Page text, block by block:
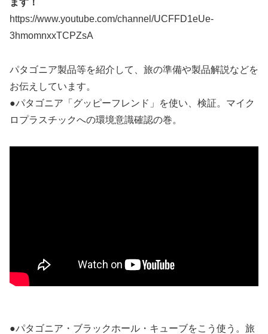
ます！
https://www.youtube.com/channel/UCFFD1eUe-
3hmomnxxTCPZsA
パタゴニア製品等を紹介して、旅の準備や製品解説などを
お伝えしています。
●パタゴニア「グッピーフレンド」を使い、検証。マイク
ロプラスチックへの環境意識確認の巻。
●パタゴニア・ブラックホール・キューブをこう使う。旅